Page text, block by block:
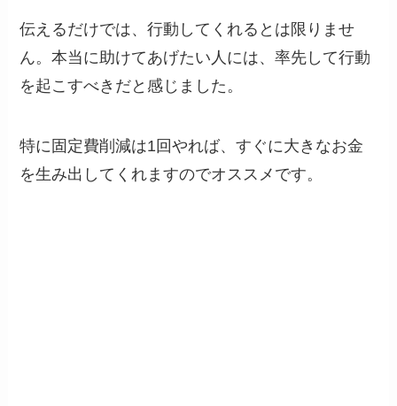
伝えるだけでは、行動してくれるとは限りませ
ん。本当に助けてあげたい人には、率先して行動
を起こすべきだと感じました。
特に固定費削減は1回やれば、すぐに大きなお金
を生み出してくれますのでオススメです。